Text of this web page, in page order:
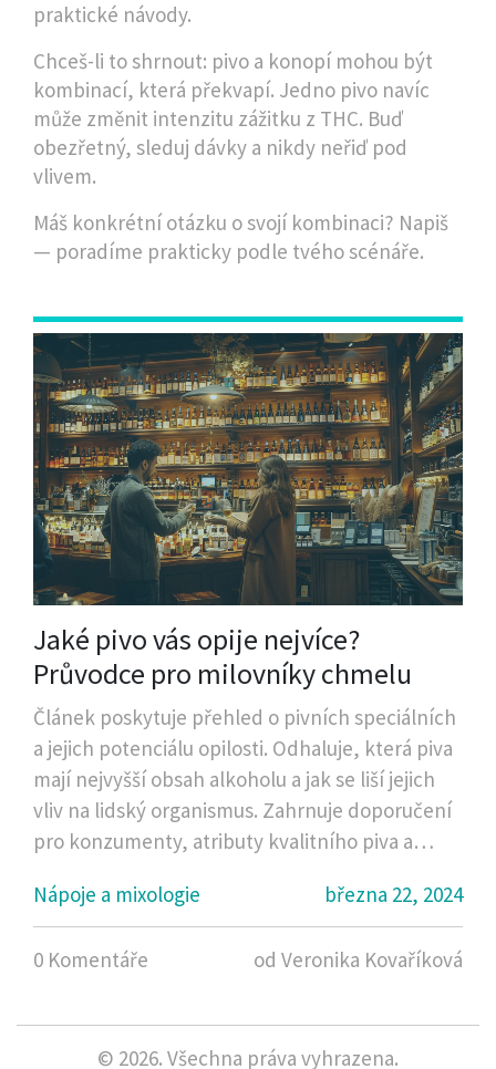
praktické návody.
Chceš-li to shrnout: pivo a konopí mohou být
kombinací, která překvapí. Jedno pivo navíc
může změnit intenzitu zážitku z THC. Buď
obezřetný, sleduj dávky a nikdy neřiď pod
vlivem.
Máš konkrétní otázku o svojí kombinaci? Napiš
— poradíme prakticky podle tvého scénáře.
Jaké pivo vás opije nejvíce?
Průvodce pro milovníky chmelu
Článek poskytuje přehled o pivních speciálních
a jejich potenciálu opilosti. Odhaluje, která piva
mají nejvyšší obsah alkoholu a jak se liší jejich
vliv na lidský organismus. Zahrnuje doporučení
pro konzumenty, atributy kvalitního piva a
je provázen světem pivních zajímavostí a mýtů
vhodně pro každého pivaře.
Nápoje a mixologie března 22, 2024
0 Komentáře od Veronika Kovaříková
© 2026. Všechna práva vyhrazena.